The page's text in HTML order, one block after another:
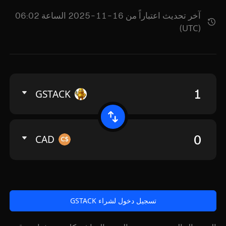
آخر تحديث اعتباراً من 16-11-2025 الساعة 06:02
(UTC)
GSTACK
CAD
تسجيل دخول لشراء GSTACK